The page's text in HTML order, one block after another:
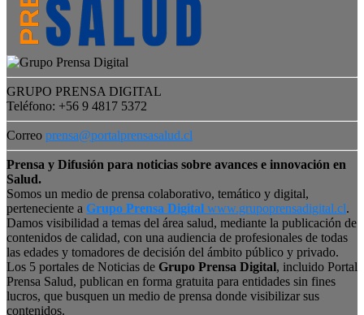
GRUPO PRENSA DIGITAL
Teléfono: +56 9 4817 5372
Correo prensa@portalprensasalud.cl
Prensa y Difusión para noticias sobre avances e innovación en
Salud.
Somos un medio de prensa colaborativo, temático y digital,
perteneciente a Grupo Prensa Digital www.grupoprensadigital.cl.
Damos visibilidad a temas del área salud, mediante la publicación de
contenidos de calidad, con una audiencia de profesionales de todas
las edades y tomadores de decisión del ámbito público y privado.
Los 5 portales de Noticias de Grupo Prensa Digital, incluido Portal
Prensa Salud, publican en forma gratuita para entidades sin fines
lucros, que busquen un medio de prensa donde visibilizar sus
contenidos.